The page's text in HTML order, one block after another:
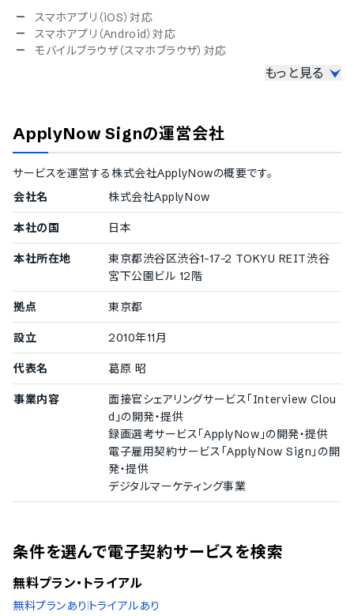
スマホアプリ（iOS）対応
スマホアプリ（Android）対応
モバイルブラウザ（スマホブラウザ）対応
冗長化
通信の暗号化
IP制限
シングルサインオン
ファイアウォール
PCIDSS（ペイメントデータセキュリティ基準）
ISO/IEC 27017（クラウドサービスセキュリティ）
対応言語
中国語
デンマーク語
オランダ語
英語
フィンランド語
ポルトガル語
スウェーデン語
アラビア語
インドネシア語
もっと見る
ApplyNow Signの運営会社
サービスを運営する株式会社ApplyNowの概要です。
会社名
株式会社ApplyNow
本社の国 日本
本社所在地
東京都渋谷区渋谷1-17-2 TOKYU REIT渋谷
宮下公園ビル 12階
拠点 東京都
設立 2010年11月
代表名 葛原 昭
事業内容
面接官シェアリングサービス「Interview Clou
d」の開発・提供
録画選考サービス「ApplyNow」の開発・提供
電子雇用契約サービス「ApplyNow Sign」の開
発・提供
デジタルマーケティング事業
条件を選んで電子契約サービスを検索
無料プラン・トライアル
無料プランあり トライアルあり